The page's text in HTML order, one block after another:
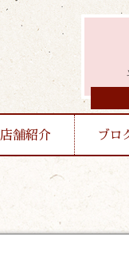
店舗紹介 ブロ